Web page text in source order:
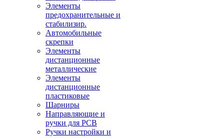
Элементы
предохранительные и
стабилизир.
Автомобильные
скрепки
Элементы
дистанционные
металлические
Элементы
дистанционные
пластиковые
Шарниры
Направляющие и
ручки для PCB
Ручки настройки и